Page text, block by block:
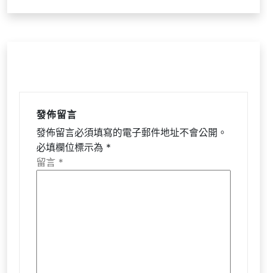
覽
發佈留言
發佈留言必須填寫的電子郵件地址不會公開。
必填欄位標示為 *
留言 *